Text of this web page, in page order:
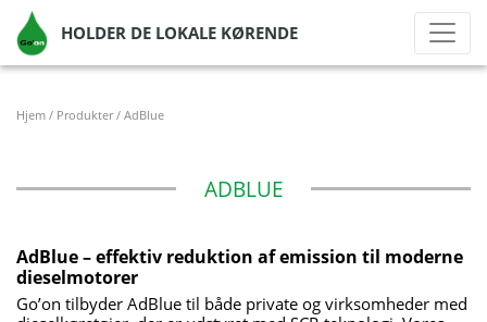
HOLDER DE LOKALE KØRENDE
Hjem / Produkter / AdBlue
ADBLUE
AdBlue – effektiv reduktion af emission til moderne
dieselmotorer
Go’on tilbyder AdBlue til både private og virksomheder med